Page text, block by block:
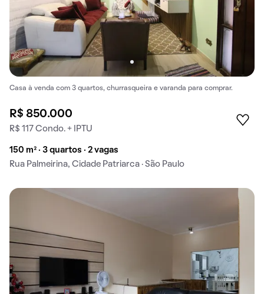
Casa à venda com 3 quartos, churrasqueira e varanda para comprar.
R$ 850.000
R$ 117 Condo. + IPTU
150 m² · 3 quartos · 2 vagas
Rua Palmeirina, Cidade Patriarca · São Paulo